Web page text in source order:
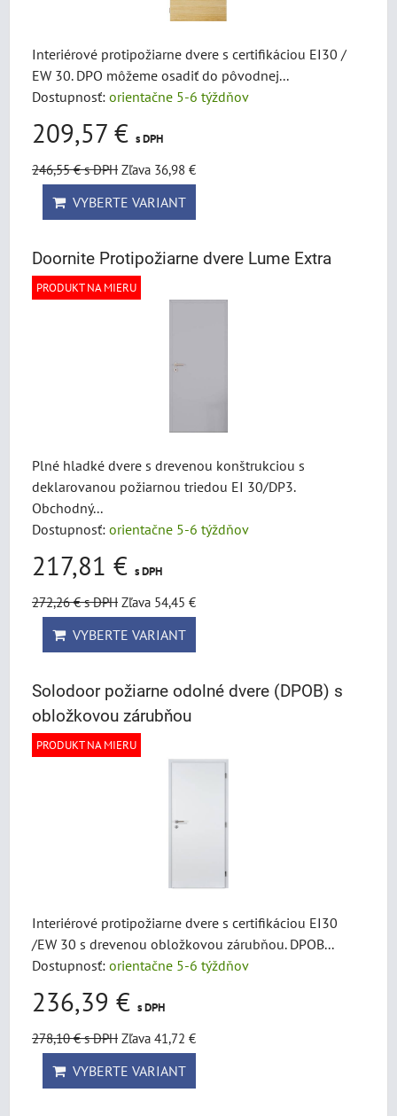
Interiérové protipožiarne dvere s certifikáciou EI30 /
EW 30. DPO môžeme osadiť do pôvodnej...
Dostupnosť: orientačne 5-6 týždňov
209,57 € s DPH
246,55 €s DPH Zľava 36,98 €
VYBERTE VARIANT
Doornite Protipožiarne dvere Lume Extra
PRODUKT NA MIERU
Plné hladké dvere s drevenou konštrukciou s
deklarovanou požiarnou triedou EI 30/DP3.
Obchodný...
Dostupnosť: orientačne 5-6 týždňov
217,81 € s DPH
272,26 €s DPH Zľava 54,45 €
VYBERTE VARIANT
Solodoor požiarne odolné dvere (DPOB) s
obložkovou zárubňou
PRODUKT NA MIERU
Interiérové protipožiarne dvere s certifikáciou EI30
/EW 30 s drevenou obložkovou zárubňou. DPOB...
Dostupnosť: orientačne 5-6 týždňov
236,39 € s DPH
278,10 €s DPH Zľava 41,72 €
VYBERTE VARIANT